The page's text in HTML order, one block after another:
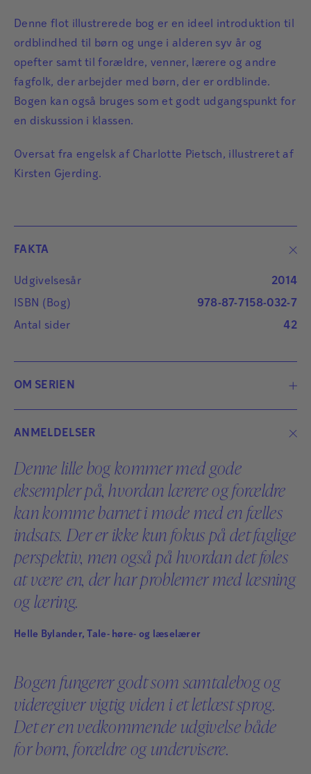
Denne flot illustrerede bog er en ideel introduktion til
ordblindhed til børn og unge i alderen syv år og
opefter samt til forældre, venner, lærere og andre
fagfolk, der arbejder med børn, der er ordblinde.
Bogen kan også bruges som et godt udgangspunkt for
en diskussion i klassen.
Oversat fra engelsk af Charlotte Pietsch, illustreret af
Kirsten Gjerding.
FAKTA
Udgivelsesår
2014
ISBN (Bog)
978-87-7158-032-7
Antal sider
42
OM SERIEN
introduktion til forskellige sygdomme og tilstande,
karakter, der på en nærværende og lettilgængelig
måde fortæller om sig selv og de udfordringer,
personens tilstand giver i hverdagen – både for
vedkommende selv og for omgivelserne.
Bøgerne er illustrerede, og målgruppen er børn og
unge i alderen syv år og opefter samt forældre,
venner, lærere og andre fagfolk, der arbejder med de
tilstande, bøgerne omhandler.
ANMELDELSER
Denne lille bog kommer med gode
eksempler på, hvordan lærere og forældre
kan komme barnet i møde med en fælles
indsats. Der er ikke kun fokus på det faglige
perspektiv, men også på hvordan det føles
at være en, der har problemer med læsning
og læring.
Helle Bylander, Tale- høre- og læselærer
Bogen fungerer godt som samtalebog og
videregiver vigtig viden i et letlæst sprog.
Det er en vedkommende udgivelse både
for børn, forældre og undervisere.